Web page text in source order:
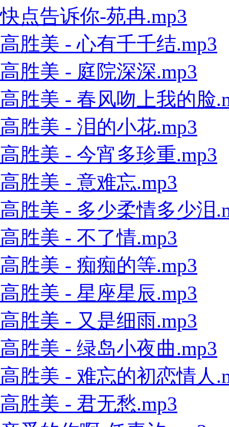
快点告诉你-苑冉.mp3
高胜美 - 心有千千结.mp3
高胜美 - 庭院深深.mp3
高胜美 - 春风吻上我的脸
高胜美 - 泪的小花.mp3
高胜美 - 今宵多珍重.mp3
高胜美 - 意难忘.mp3
高胜美 - 多少柔情多少泪
高胜美 - 不了情.mp3
高胜美 - 痴痴的等.mp3
高胜美 - 星座星辰.mp3
高胜美 - 又是细雨.mp3
高胜美 - 绿岛小夜曲.mp3
高胜美 - 难忘的初恋情人
高胜美 - 君无愁.mp3